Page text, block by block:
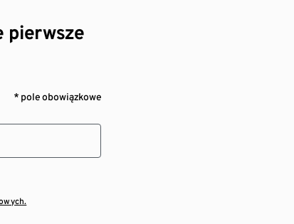
pierwsze
* pole obowiązkowe